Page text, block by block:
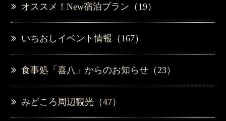
オススメ！New宿泊プラン（19）
いちおしイベント情報（167）
食事処「喜八」からのお知らせ（23）
みどころ周辺観光（47）